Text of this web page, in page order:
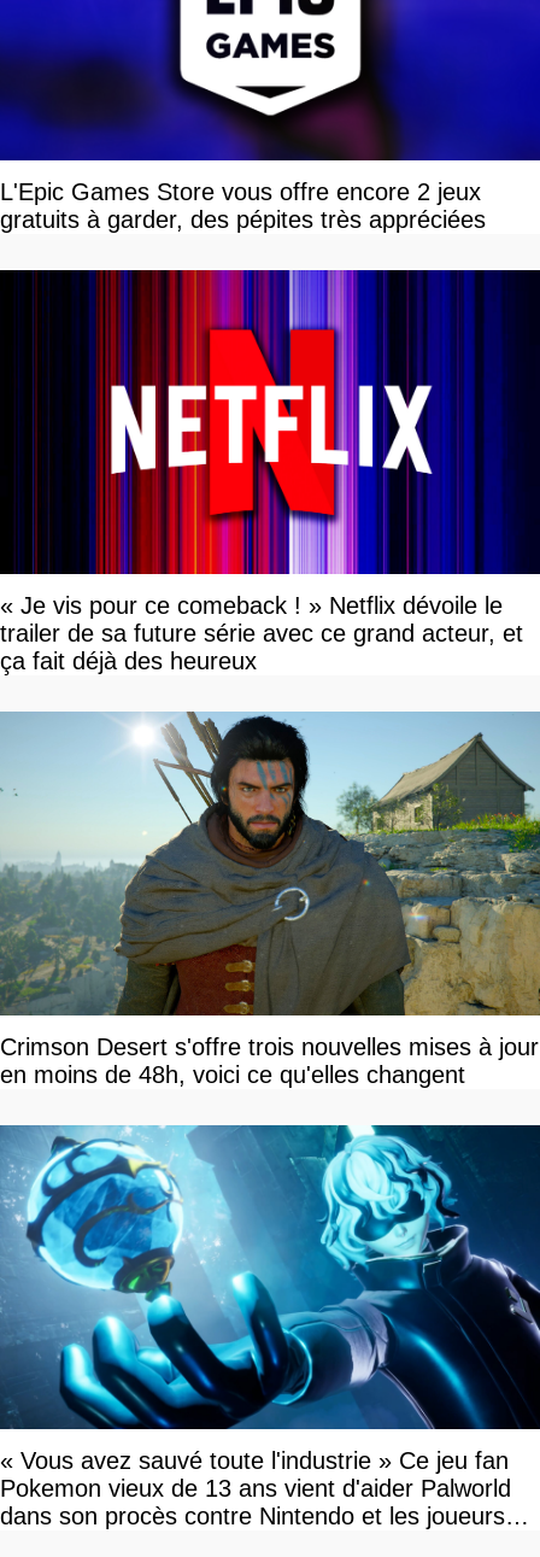
L'Epic Games Store vous offre encore 2 jeux
gratuits à garder, des pépites très appréciées
« Je vis pour ce comeback ! » Netflix dévoile le
trailer de sa future série avec ce grand acteur, et
ça fait déjà des heureux
Crimson Desert s'offre trois nouvelles mises à jour
en moins de 48h, voici ce qu'elles changent
« Vous avez sauvé toute l'industrie » Ce jeu fan
Pokemon vieux de 13 ans vient d'aider Palworld
dans son procès contre Nintendo et les joueurs